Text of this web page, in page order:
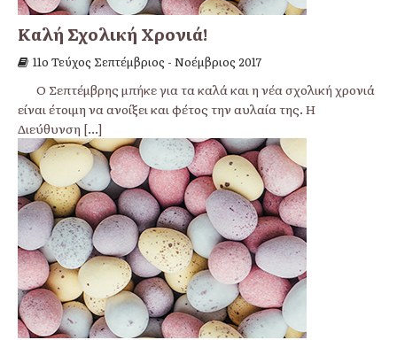
Καλή Σχολική Χρονιά!
11o Τεύχος Σεπτέμβριος - Νοέμβριος 2017
Ο Σεπτέμβρης μπήκε για τα καλά και η νέα σχολική χρονιά
είναι έτοιμη να ανοίξει και φέτος την αυλαία της. Η
Διεύθυνση [...]